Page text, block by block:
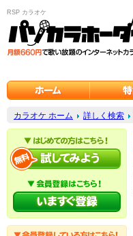
RSP カラオケ
カラオケ ホーム 詳しく検索